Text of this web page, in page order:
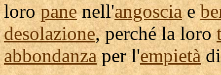
loropanenell'angosciae
desolazione, perché la loro
abbondanzaper l'empietà